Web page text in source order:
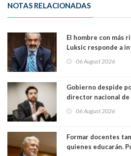
NOTAS RELACIONADAS
El hombre con más
Luksic responde a
día que me muera”
06 August 2026
Gobierno despide
director nacional de
06 August 2026
Formar docentes
quienes educarán.